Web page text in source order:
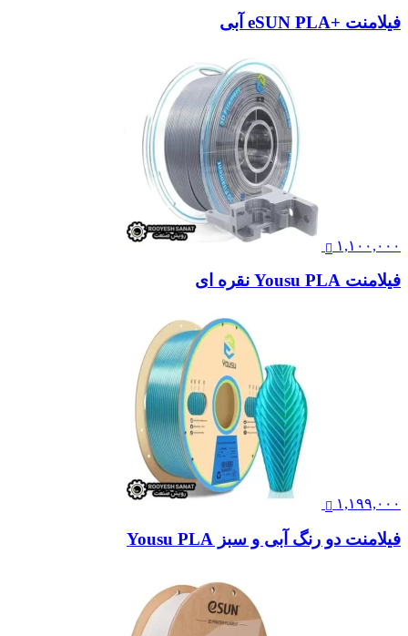
فیلامنت +eSUN PLA آبی
۱,۱۰۰,۰۰۰
فیلامنت Yousu PLA نقره ای
۱,۱۹۹,۰۰۰
فیلامنت دو رنگ آبی و سبز Yousu PLA